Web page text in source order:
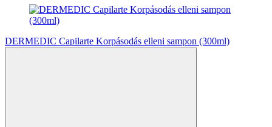
DERMEDIC Capilarte Korpásodás elleni sampon (300ml)